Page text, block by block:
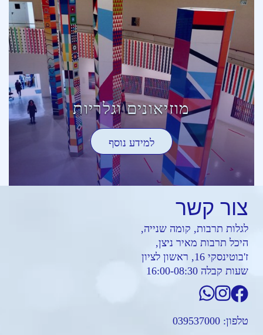
מוזיאונים וגלריות
למידע נוסף
צור קשר
לגלות תרבות, קומה שנייה,
היכל תרבות מאיר ניצן,
ז'בוטינסקי 16, ראשון לציון
שעות קבלה 16:00-08:30
טלפון: 039537000